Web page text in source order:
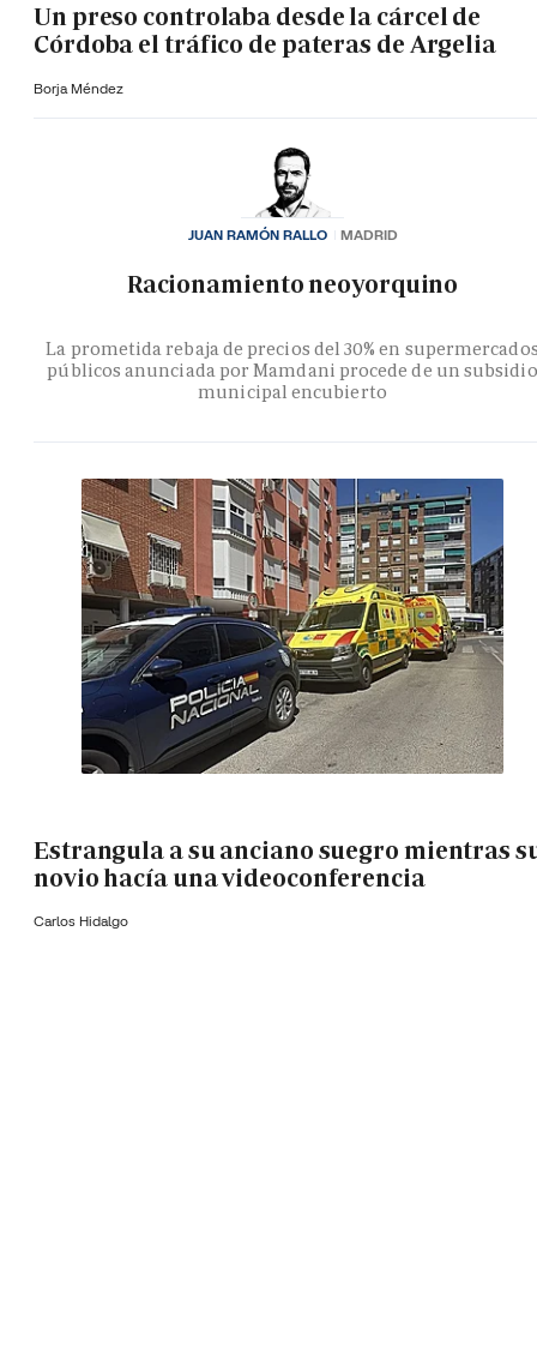
Un preso controlaba desde la cárcel de
Córdoba el tráfico de pateras de Argelia
Borja Méndez
Racionamiento neoyorquino
La prometida rebaja de precios del 30% en
públicos anunciada por Mamdani procede de un subsidio
municipal encubierto
JUAN RAMÓN RALLO MADRID
Estrangula a su anciano suegro mientras
novio hacía una videoconferencia
Carlos Hidalgo